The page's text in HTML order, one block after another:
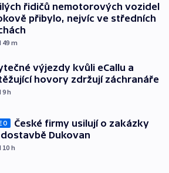
řidičů nemotorových vozidel
přibylo, nejvíc ve středních
49 m
výjezdy kvůli eCallu a
hovory zdržují záchranáře
9h
České firmy usilují o zakázky
Dukovan
10 h